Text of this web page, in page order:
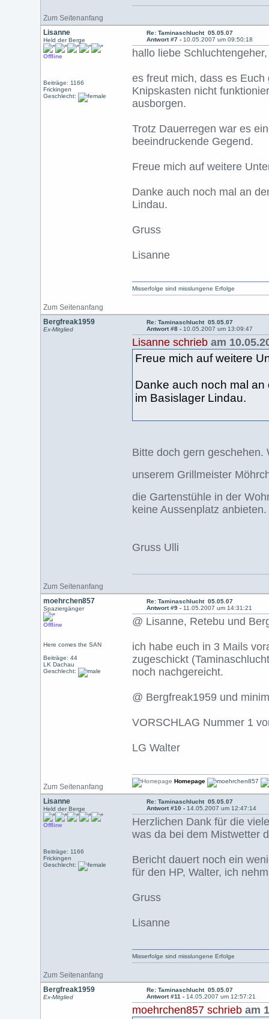
Zum Seitenanfang
Lisanne
Held der Berge
Offline
Beiträge: 1166
Frickingen
Geschlecht:
Re: Taminaschlucht 05.05.07
Antwort #7 - 10.05.2007 um 09:50:18
hallo liebe Schluchtengeher,
es freut mich, dass es
Knipskasten nicht
ausborgen.
Trotz Dauerregen war es
beeindruckende Gegend.
Freue mich auf weitere
Danke auch noch mal an
Lindau.
Gruss
Lisanne
Zum Seitenanfang
Misserfolge sind misslungene Erfolge
Bergfreak1959
Ex-Mitglied
Re: Taminaschlucht 05.05.07
Antwort #8 - 10.05.2007 um 13:09:47
Lisanne schrieb am
Freue mich auf weitere
Danke auch noch mal
im Basislager Lindau.
Bitte doch gern geschehen.
unserem Grillmeister
die Gartenstühle in der
keine Aussenplatz
Gruss Ulli
Zum Seitenanfang
moehrchen857
Spaziergänger
Offline
Here comes the SAN
Beiträge: 44
LK Dachau
Geschlecht:
Re: Taminaschlucht 05.05.07
Antwort #9 - 11.05.2007 um 14:31:21
@ Lisanne, Retebu und
ich habe euch in 3 Mails
zugeschickt
noch nachgereicht.
@ Bergfreak1959 und
VORSCHLAG Nummer 1
LG Walter
Zum Seitenanfang
Homepage
Lisanne
Held der Berge
Offline
Beiträge: 1166
Frickingen
Geschlecht:
Re: Taminaschlucht 05.05.07
Antwort #10 - 14.05.2007 um 12:47:14
Herzlichen Dank für die
was da bei dem Mistwetter
Bericht dauert noch ein
für den HP, Walter, ich
Gruss
Lisanne
Zum Seitenanfang
Misserfolge sind misslungene Erfolge
Bergfreak1959
Ex-Mitglied
Re: Taminaschlucht 05.05.07
Antwort #11 - 14.05.2007 um 12:57:21
moehrchen857 schrieb am